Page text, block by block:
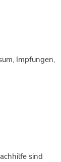
Impfungen,
sind